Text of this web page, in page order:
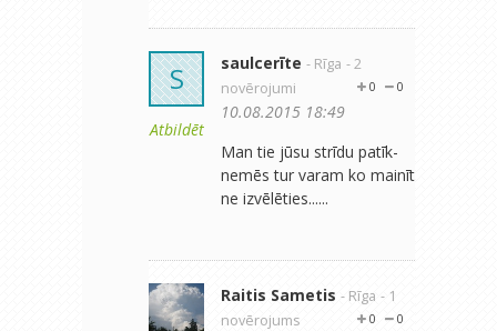
S
Atbildēt
saulcerīte - Rīga - 2
novērojumi
0
0
10.08.2015 18:49
Man tie jūsu strīdu patīk-
nemēs tur varam ko mainīt
ne izvēlēties......
Raitis Sametis - Rīga - 1
novērojums
0
0